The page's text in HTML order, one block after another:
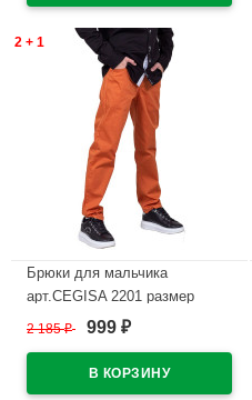
2 + 1
Брюки для мальчика
арт.CEGISA 2201 размер
42/158-46/170 цвет оранжевый
2 185₽ 999 ₽